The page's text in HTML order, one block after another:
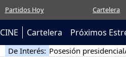
Partidos Hoy Cartelera
CINE Cartelera Próximos
De Interés: Posesión presidencial